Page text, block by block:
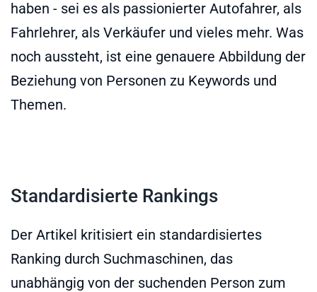
haben - sei es als passionierter Autofahrer, als
Fahrlehrer, als Verkäufer und vieles mehr. Was
noch aussteht, ist eine genauere Abbildung der
Beziehung von Personen zu Keywords und
Themen.
Standardisierte Rankings
Der Artikel kritisiert ein standardisiertes
Ranking durch Suchmaschinen, das
unabhängig von der suchenden Person zum